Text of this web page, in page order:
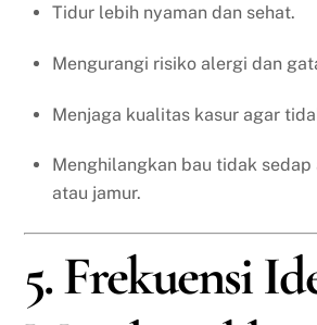
Tidur lebih nyaman dan sehat.
Mengurangi risiko alergi dan
Menjaga kualitas kasur agar
Menghilangkan bau tidak
atau jamur.
5. Frekuensi